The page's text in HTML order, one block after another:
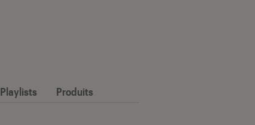
Playlists Produits